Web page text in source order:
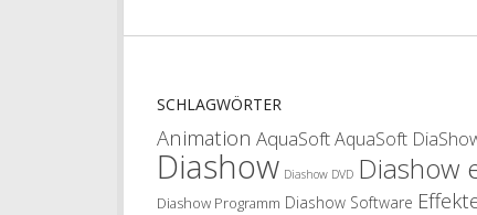
SCHLAGWÖRTER
Animation AquaSoftAquaSoft
Diashow Diashow DVD Diashow
Diashow Programm Diashow Software